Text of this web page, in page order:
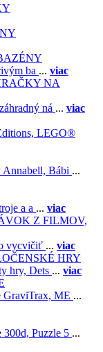
ba ... viac
NA
ná ... viac
LEGO®
Bábi ...
a a ... viac
Z FILMOV,
vycvičiť ... viac
HRY
hry, Dets ... viac
GraviTrax, ME ...
300d, Puzzle 5 ...